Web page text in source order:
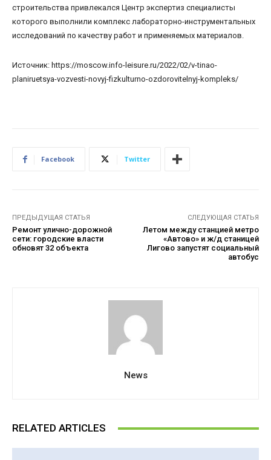
строительства привлекался Центр экспертиз специалисты
которого выполнили комплекс лабораторно-инструментальных
исследований по качеству работ и применяемых материалов.
Источник: https://moscow.info-leisure.ru/2022/02/v-tinao-
planiruetsya-vozvesti-novyj-fizkulturno-ozdorovitelnyj-kompleks/
Facebook Twitter
ПРЕДЫДУЩАЯ СТАТЬЯ
Ремонт улично-дорожной
сети: городские власти
обновят 32 объекта
СЛЕДУЮЩАЯ СТАТЬЯ
Летом между станцией метро
«Автово» и ж/д станицей
Лигово запустят социальный
автобус
News
RELATED ARTICLES